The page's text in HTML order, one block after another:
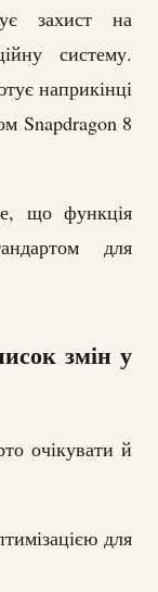
захист на
систему.
наприкінці
Snapdragon 8
що функція
для
змін у
очікувати й
для